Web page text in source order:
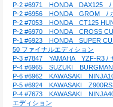
P-2 #6971　HONDA　DAX125　
P-2 #6956　HONDA　GROM　/
P-2 #7053　HONDA　CT125
P-2 #6970　HONDA　CROSS
P-1 #6923　HONDA　SUPER
50 ファイナルエディション
P-3 #7847　YAMAHA　YZF-R3 /
P-4 #6965　SUZUKI　
P-6 #6962　KAWASAKI　
P-5 #6924　KAWASAKI　
P-4 #7673　KAWASAKI　
エディション